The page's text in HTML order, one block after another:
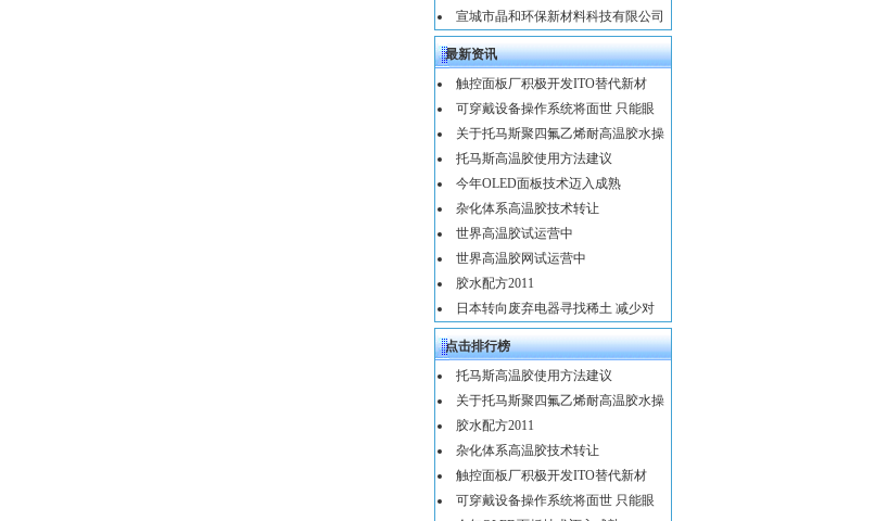
宣城市晶和环保新材料科技有限公司
最新资讯
触控面板厂积极开发ITO替代新材
可穿戴设备操作系统将面世 只能眼
关于托马斯聚四氟乙烯耐高温胶水操
托马斯高温胶使用方法建议
今年OLED面板技术迈入成熟
杂化体系高温胶技术转让
世界高温胶试运营中
世界高温胶网试运营中
胶水配方2011
日本转向废弃电器寻找稀土 减少对
点击排行榜
托马斯高温胶使用方法建议
关于托马斯聚四氟乙烯耐高温胶水操
胶水配方2011
杂化体系高温胶技术转让
触控面板厂积极开发ITO替代新材
可穿戴设备操作系统将面世 只能眼